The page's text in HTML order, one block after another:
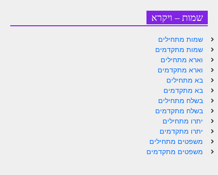
זוהר בהעלותך למתחילים
זוהר בהעלותך למתקדמים
זוהר שלח לך למתחילים
זוהר שלח לך למתקדמים
זוהר קורח למתחילים
זוהר קורח למתקדמים
חוקת למתחילים
חוקת מתקדמים
שמות – ויקרא
שמות מתחילים
שמות מתקדמים
וארא מתחילים
וארא מתקדמים
בא מתחילים
בא מתקדמים
בשלח מתחילים
בשלח מתקדמים
יתרו מתחילים
יתרו מתקדמים
משפטים מתחילים
משפטים מתקדמים